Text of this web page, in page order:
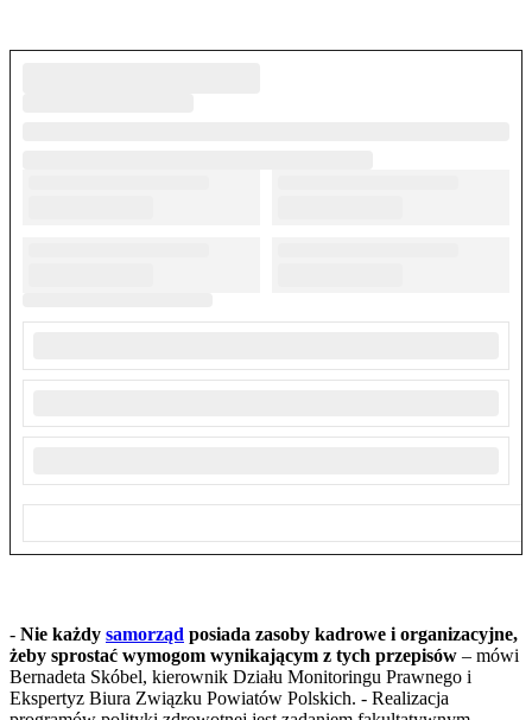
- Nie każdy samorząd posiada zasoby kadrowe i organizacyjne,
żeby sprostać wymogom wynikającym z tych przepisów – mówi
Bernadeta Skóbel, kierownik Działu Monitoringu Prawnego i
Ekspertyz Biura Związku Powiatów Polskich. - Realizacja